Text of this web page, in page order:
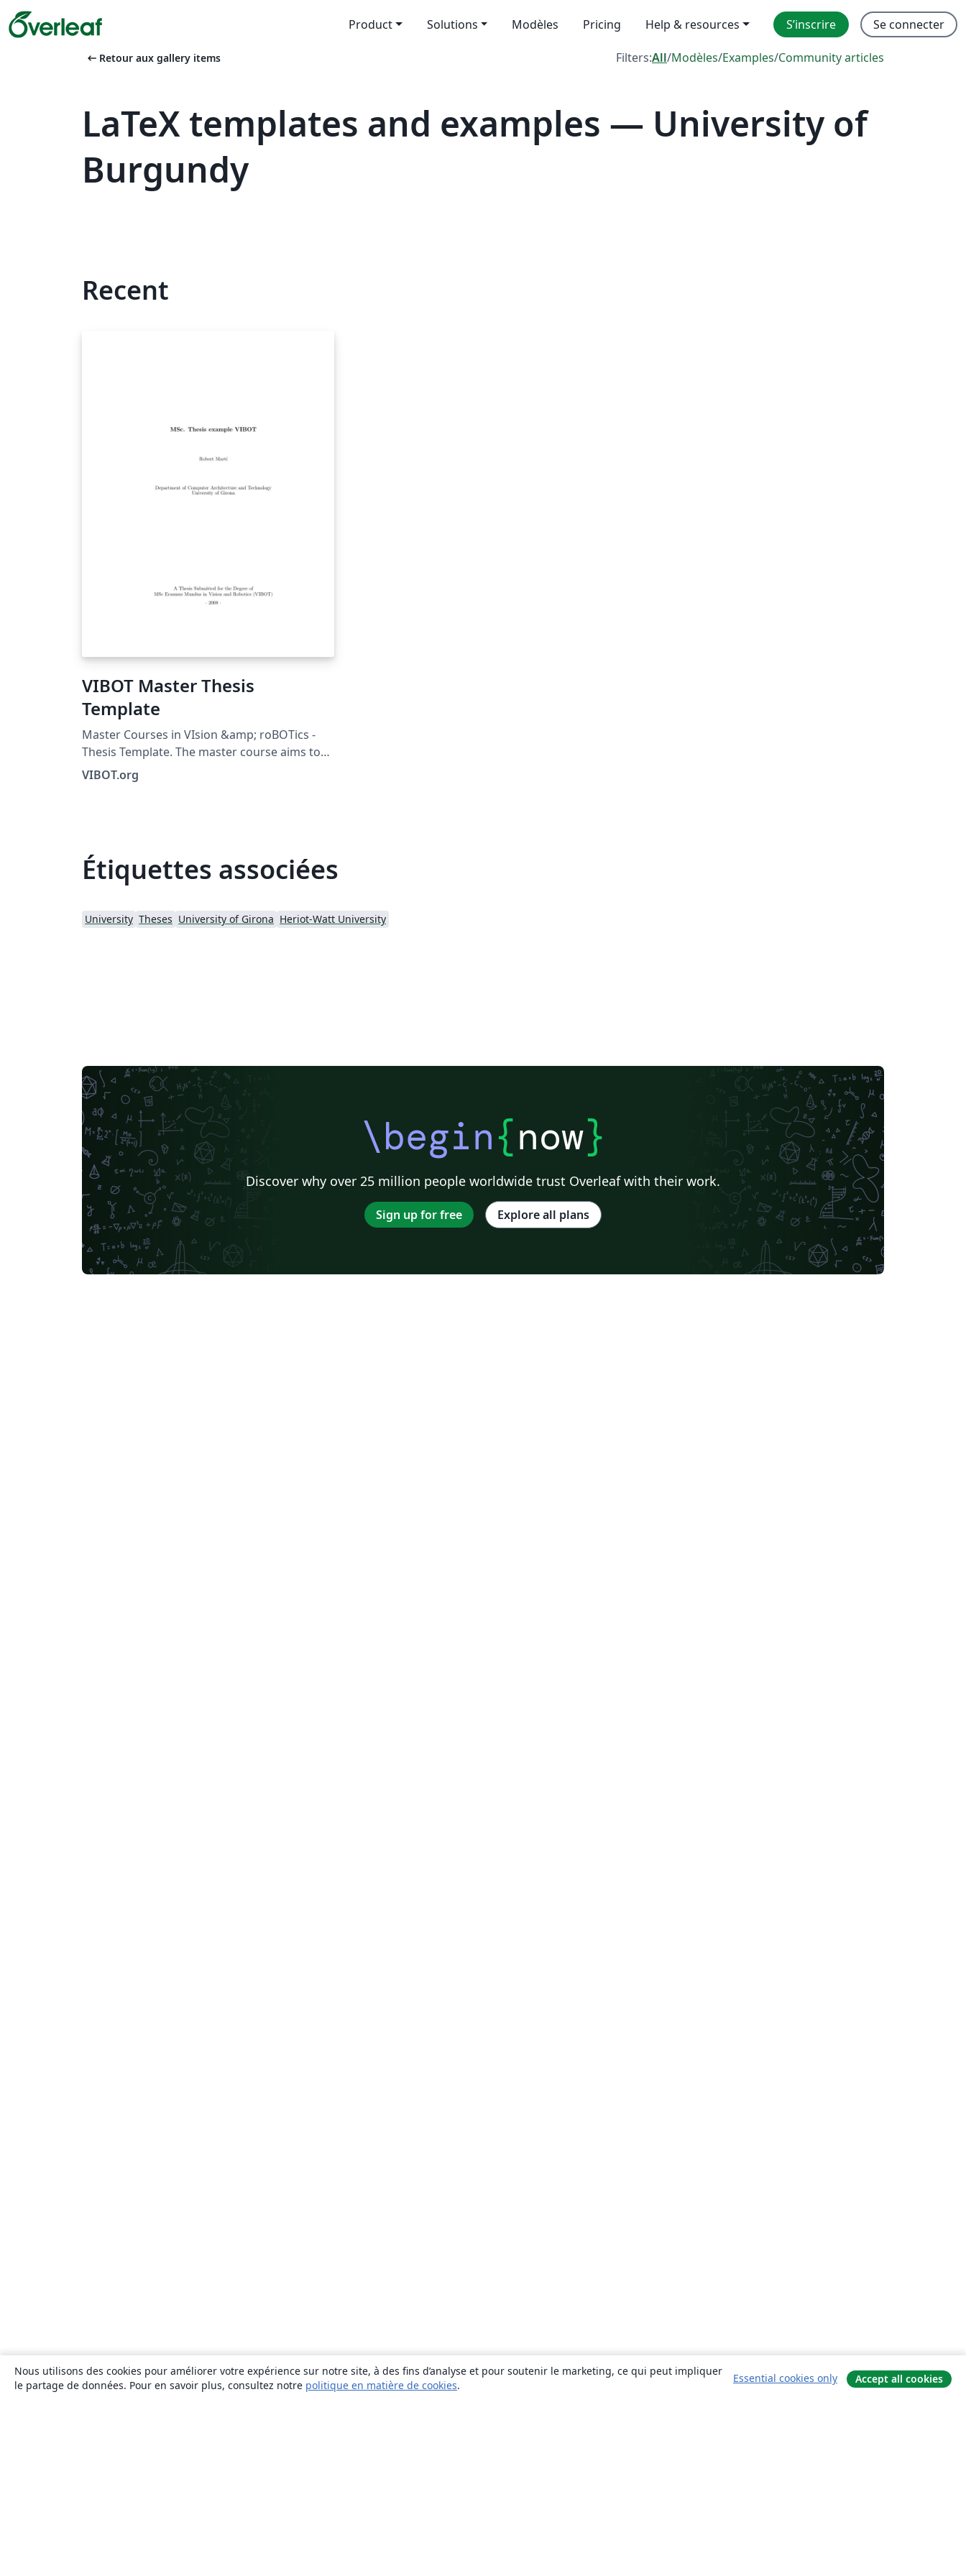
Product Solutions Modèles Pricing Help & resources S’inscrire Se connecter
arrow_left_alt Retour aux gallery items Filters:All/Modèles/Examples/Community articles
LaTeX templates and examples — University of
Burgundy
Recent
VIBOT Master Thesis
Template
Master Courses in VIsion &amp; roBOTics -
Thesis Template. The master course aims to
provide qualifications for entry into the
professions in the area of robotics, computer
VIBOT.org
Étiquettes associées
University Theses University of Girona Heriot-Watt University
\begin{now}
Discover why over 25 million people worldwide trust Overleaf with their work.
Sign up for free Explore all plans
Nous utilisons des cookies pour améliorer votre expérience sur notre site, à des fins d’analyse et pour soutenir le marketing, ce qui peut impliquer
le partage de données. Pour en savoir plus, consultez notre politique en matière de cookies.
Essential cookies only Accept all cookies